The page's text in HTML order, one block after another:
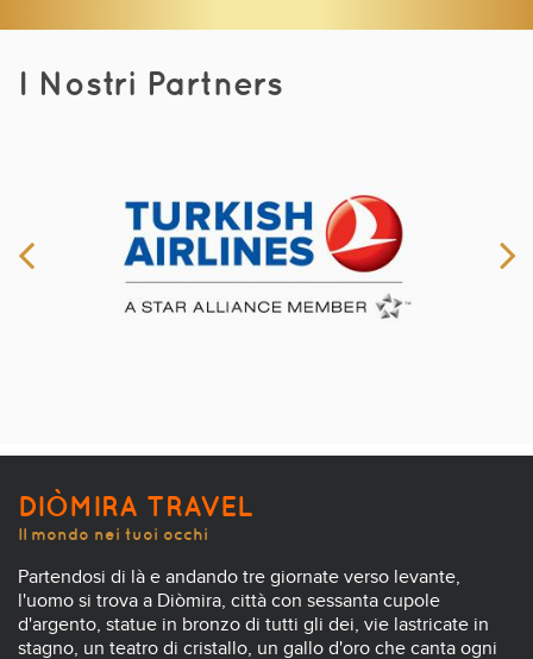
I Nostri Partners
DIÒMIRA TRAVEL
Il mondo nei tuoi occhi
Partendosi di là e andando tre giornate verso levante,
l'uomo si trova a Diòmira, città con sessanta cupole
d'argento, statue in bronzo di tutti gli dei, vie lastricate in
stagno, un teatro di cristallo, un gallo d'oro che canta ogni